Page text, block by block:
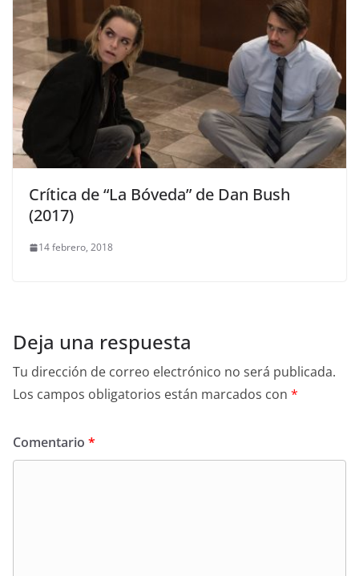
Crítica de “La Bóveda” de Dan Bush
(2017)
14 febrero, 2018
Deja una respuesta
Tu dirección de correo electrónico no será publicada.
Los campos obligatorios están marcados con *
Comentario *